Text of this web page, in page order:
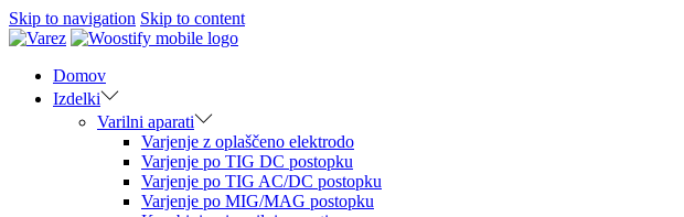
Skip to navigation Skip to content
Domov
Izdelki
Varilni aparati
Varjenje z oplaščeno elektrodo
Varjenje po TIG DC postopku
Varjenje po TIG AC/DC postopku
Varjenje po MIG/MAG postopku